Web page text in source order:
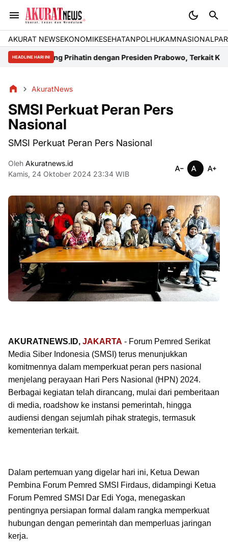
AKURAT NEWSEKONOMIKESEHATANPOLHUKAMNASIONAL
HEADLINE HARI INI
Prihatin dengan Presiden Prabowo, Terkait Krisis Energi
AkuratNews
SMSI Perkuat Peran Pers
Nasional
SMSI Perkuat Peran Pers Nasional
Oleh Akuratnews.id
Kamis, 24 Oktober 2024 23:34 WIB
AKURATNEWS.ID, JAKARTA - Forum Pemred Serikat
Media Siber Indonesia (SMSI) terus menunjukkan
komitmennya dalam memperkuat peran pers nasional
menjelang perayaan Hari Pers Nasional (HPN) 2024.
Berbagai kegiatan telah dirancang, mulai dari pemberitaan
di media, roadshow ke instansi pemerintah, hingga
audiensi dengan sejumlah pihak strategis, termasuk
kementerian terkait.
Dalam pertemuan yang digelar hari ini, Ketua Dewan
Pembina Forum Pemred SMSI Firdaus, didampingi Ketua
Forum Pemred SMSI Dar Edi Yoga, menegaskan
pentingnya persiapan formal dalam rangka memperkuat
hubungan dengan pemerintah dan memperluas jaringan
kerja.